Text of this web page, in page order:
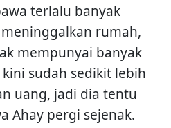
terlalu banyak
rumah,
mempunyai banyak
sudah sedikit lebih
uang, jadi dia tentu
Ahay pergi sejenak.